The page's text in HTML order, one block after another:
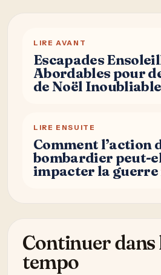
LIRE AVANT
Escapades
Abordables pour
de Noël
LIRE ENSUITE
Comment l’action
bombardier peut-
impacter la guerre
Continuer dans
tempo